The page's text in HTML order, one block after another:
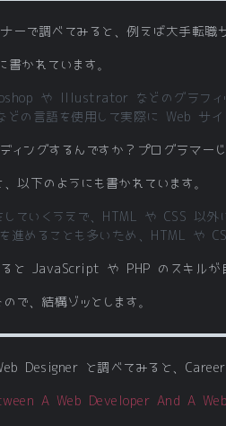
ーで調べてみると、例えば大手転職
書かれています。
や Illustrator などのグラフィ
の言語を使用して実際に Web サイ
ィングするんですか？プログラマー
以下のようにも書かれています。
していくうえで、HTML や CSS 以
進めることも多いため、HTML や
ると JavaScript や PHP のスキルが
で、結構ゾッとします。
Designer と調べてみると、
A Web Developer And A